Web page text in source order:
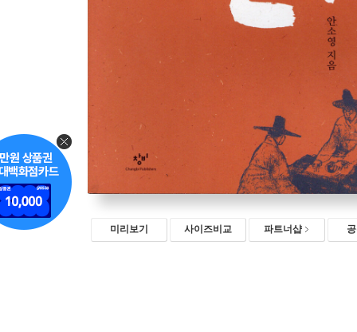
미리보기 사이즈비교 파트너샵